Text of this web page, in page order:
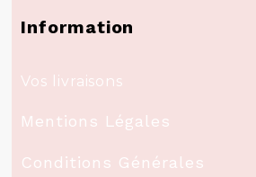
Information
Vos livraisons
Mentions Légales
Conditions Générales